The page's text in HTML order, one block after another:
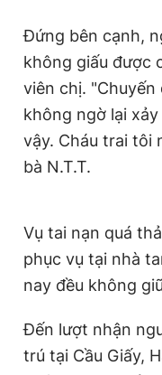
Đứng bên cạnh,
không giấu được
viên chị.
không ngờ lại
vậy. Cháu trai tôi
bà N.T.T.
Vụ tai nạn quá
phục vụ tại nhà
nay đều không
Đến lượt nhận
trú tại Cầu Giấy,